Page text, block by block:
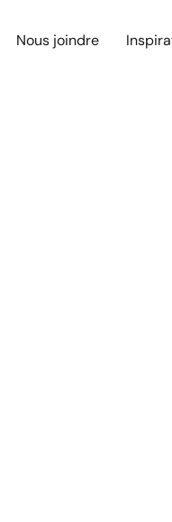
Nous joindre